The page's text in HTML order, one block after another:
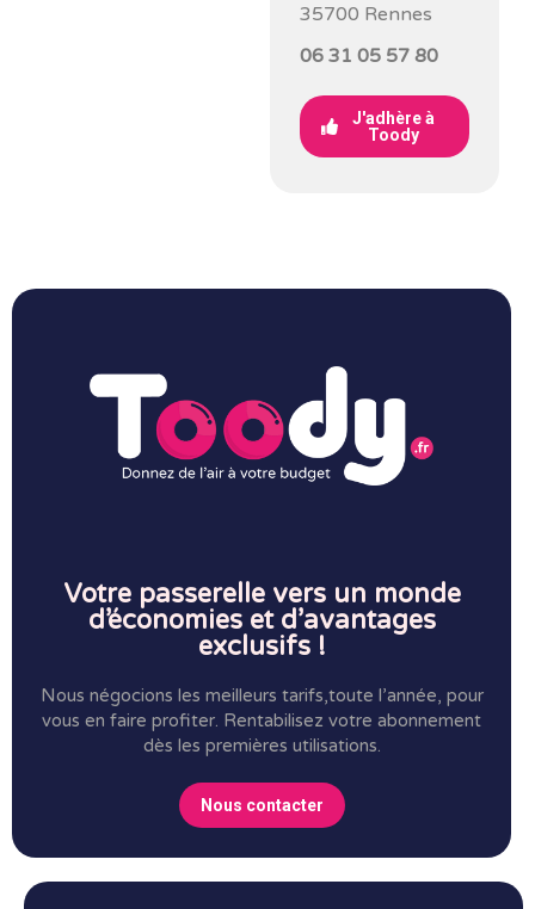
35700 Rennes
06 31 05 57 80
J'adhère à
Toody
Votre passerelle vers un monde
d’économies et d’avantages
exclusifs !
Nous négocions les meilleurs tarifs,toute l’année, pour
vous en faire profiter. Rentabilisez votre abonnement
dès les premières utilisations.
Nous contacter